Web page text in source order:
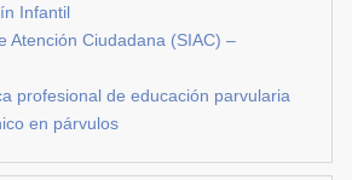
Infantil
Atención Ciudadana (SIAC) –
profesional de educación parvularia
en párvulos